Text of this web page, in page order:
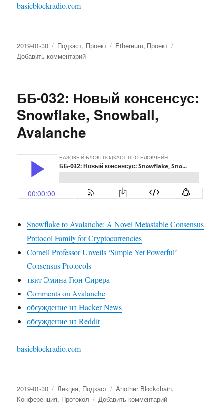
basicblockradio.com
Опубликовано
2019-01-30 Рубрики
Подкаст, Проект Метки
Ethereum, Проект
Добавить комментарий
Юртаев
Zerion,
и
конференции
Consensus
ББ-032: Новый консенсус:
Snowflake, Snowball,
Avalanche
Snowflake to Avalanche: A Novel Metastable Consensus
Protocol Family for Cryptocurrencies
Cornell Professor Unveils ‘Simple Yet Powerful’
Consensus Protocols
твит Эмина Гюн Сирера
Comments on Avalanche
обсуждение на Hacker News
обсуждение на Reddit
basicblockradio.com
Опубликовано
2019-01-30 Рубрики
Лекция, Подкаст Метки
Another Blockchain,
Конференция, Протокол Добавить комментарий